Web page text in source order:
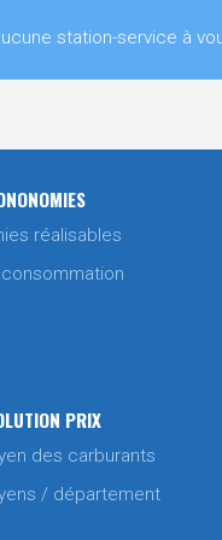
station-service à
réalisables
PRIX
des carburants
/ département